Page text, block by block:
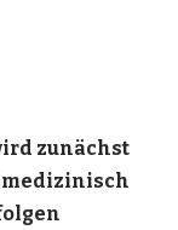
zunächst
medizinisch